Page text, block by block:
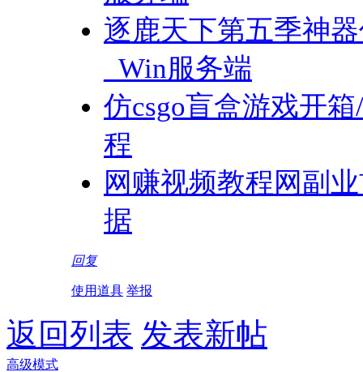
逐鹿天下第五季神
_Win服务端
仿csgo盲盒游戏开
程
网赚视频教程网副
据
回复
使用道具 举报
返回列表 发表新帖
高级模式